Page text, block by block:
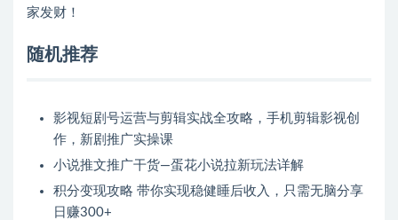
家发财！
随机推荐
影视短剧号运营与剪辑实战全攻略，手机剪辑影视创
作，新剧推广实操课
小说推文推广干货—蛋花小说拉新玩法详解
积分变现攻略 带你实现稳健睡后收入，只需无脑分享
日赚300+